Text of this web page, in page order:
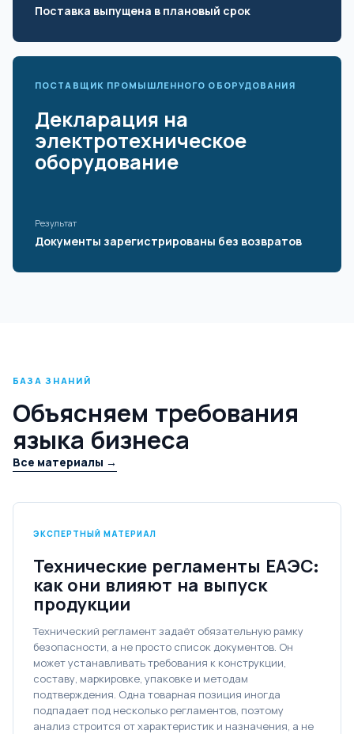
Поставка выпущена в плановый срок
ПОСТАВЩИК ПРОМЫШЛЕННОГО ОБОРУДОВАНИЯ
Декларация на
электротехническое
оборудование
Результат
Документы зарегистрированы без возвратов
БАЗА ЗНАНИЙ
Объясняем требования
языка бизнеса
Все материалы →
ЭКСПЕРТНЫЙ МАТЕРИАЛ
Технические регламенты ЕАЭС:
как они влияют на выпуск
продукции
Технический регламент задаёт обязательную рамку
безопасности, а не просто список документов. Он
может устанавливать требования к конструкции,
составу, маркировке, упаковке и методам
подтверждения. Одна товарная позиция иногда
подпадает под несколько регламентов, поэтому
анализ строится от характеристик и назначения, а не